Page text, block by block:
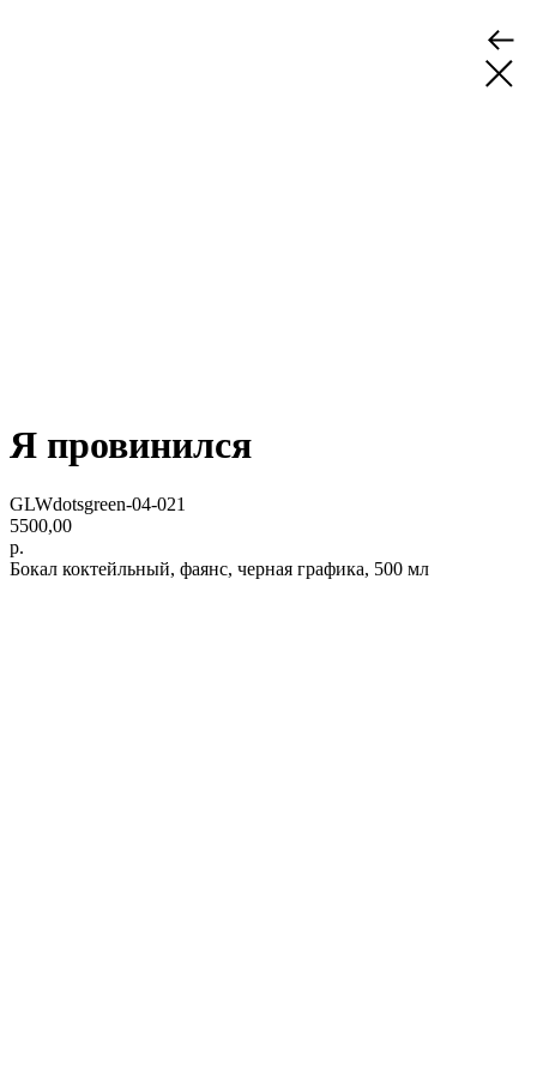
Я провинился
GLWdotsgreen-04-021
5500,00
р.
Бокал коктейльный, фаянс, черная графика, 500 мл